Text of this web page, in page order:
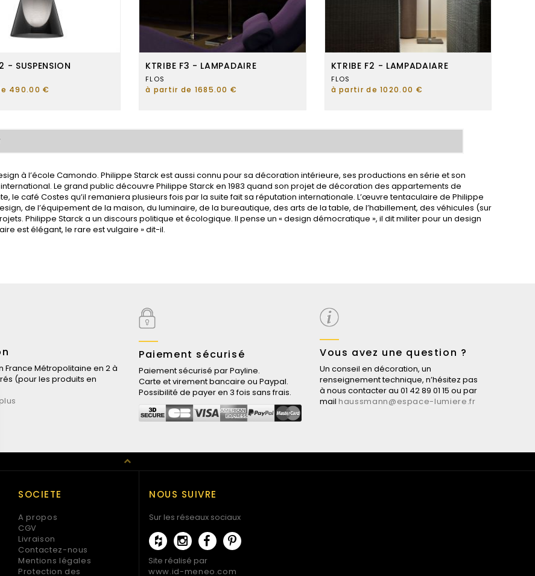
- SUSPENSION
490.00 €
KTRIBE F3 - LAMPADAIRE
FLOS
à partir de 1685.00 €
KTRIBE F2 - LAMPADAIARE
FLOS
à partir de 1020.00 €
à l’école Camondo. Philippe Starck est aussi connu pour sa décoration intérieure, ses productions en série et son
Le grand public découvre Philippe Starck en 1983 quand son projet de décoration des appartements de
le café Costes qu’il remaniera plusieurs fois par la suite fait sa réputation internationale. L’œuvre tentaculaire de Philippe
de l’équipement de la maison, du luminaire, de la bureautique, des arts de la table, de l’habillement, des véhicules (sur
Philippe Starck a un discours politique et écologique. Il pense un « design démocratique », il dit militer pour un design
est élégant, le rare est vulgaire » dit-il.
France Métropolitaine en 2 à
(pour les produits en
Paiement sécurisé
Paiement sécurisé par Payline.
Carte et virement bancaire ou Paypal.
Possibilité de payer en 3 fois sans frais.
Vous avez une question ?
Un conseil en décoration, un
renseignement technique, n’hésitez pas
à nous contacter au 01 42 89 01 15 ou par
mail haussmann@espace-lumiere.fr
SOCIETE
A propos
CGV
Livraison
Contactez-nous
Mentions légales
Protection des
NOUS SUIVRE
Sur les réseaux sociaux
Site réalisé par
www.id-meneo.com